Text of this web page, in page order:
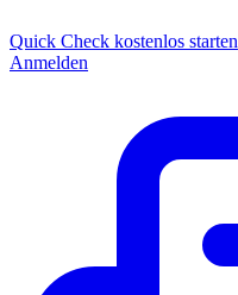
Quick Check kostenlos starten
Anmelden